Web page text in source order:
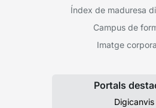
Índex de maduresa
Campus de
Imatge
Portals
Digicanvis